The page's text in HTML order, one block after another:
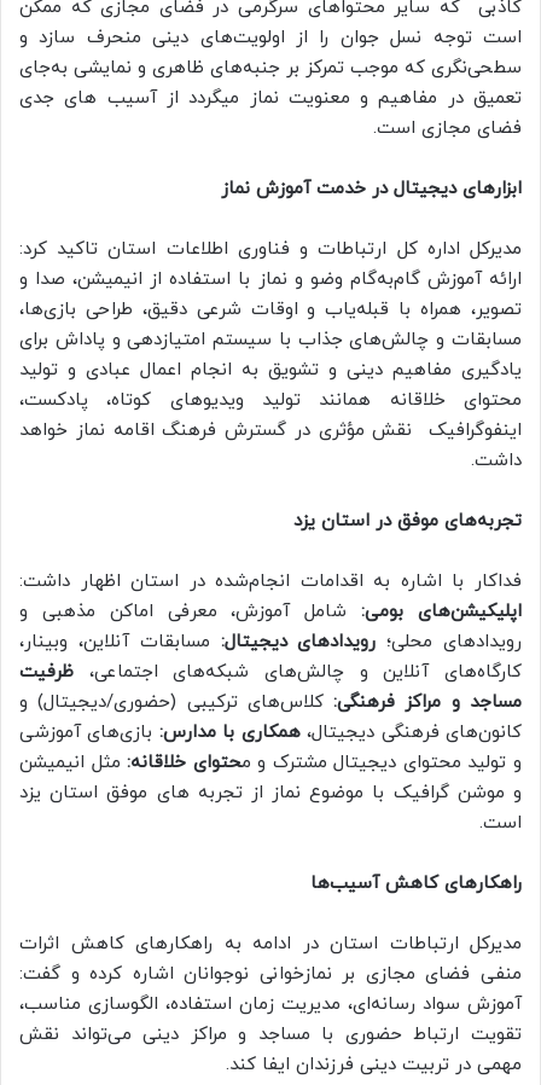
کاذبی که سایر محتواهای سرگرمی در فضای مجازی که ممکن
است توجه نسل جوان را از اولویت‌های دینی منحرف سازد و
سطحی‌نگری که موجب تمرکز بر جنبه‌های ظاهری و نمایشی به‌جای
تعمیق در مفاهیم و معنویت نماز میگردد از آسیب های جدی
فضای مجازی است.
ابزارهای دیجیتال در خدمت آموزش نماز
مدیرکل اداره کل ارتباطات و فناوری اطلاعات استان تاکید کرد:
ارائه آموزش گام‌به‌گام وضو و نماز با استفاده از انیمیشن، صدا و
تصویر، همراه با قبله‌یاب و اوقات شرعی دقیق، طراحی بازی‌ها،
مسابقات و چالش‌های جذاب با سیستم امتیازدهی و پاداش برای
یادگیری مفاهیم دینی و تشویق به انجام اعمال عبادی و تولید
محتوای خلاقانه همانند تولید ویدیوهای کوتاه، پادکست،
اینفوگرافیک نقش مؤثری در گسترش فرهنگ اقامه نماز خواهد
داشت.
تجربه‌های موفق در استان یزد
فداکار با اشاره به اقدامات انجام‌شده در استان اظهار داشت:
اپلیکیشن‌های بومی:شامل آموزش، معرفی اماکن مذهبی و
رویدادهای محلی؛ رویدادهای دیجیتال: مسابقات آنلاین، وبینار،
کارگاه‌های آنلاین و چالش‌های شبکه‌های اجتماعی، ظرفیت
مساجد و مراکز فرهنگی:کلاس‌های ترکیبی (حضوری/دیجیتال) و
کانون‌های فرهنگی دیجیتال،همکاری با مدارس: بازی‌های آموزشی
و تولید محتوای دیجیتال مشترک و محتوای خلاقانه:مثل انیمیشن
و موشن گرافیک با موضوع نماز از تجربه های موفق استان یزد
است.
راهکارهای کاهش آسیب‌ها
مدیرکل ارتباطات استان در ادامه به راهکارهای کاهش اثرات
منفی فضای مجازی بر نمازخوانی نوجوانان اشاره کرده و گفت:
آموزش سواد رسانه‌ای، مدیریت زمان استفاده، الگوسازی مناسب،
تقویت ارتباط حضوری با مساجد و مراکز دینی می‌تواند نقش
مهمی در تربیت دینی فرزندان ایفا کند.